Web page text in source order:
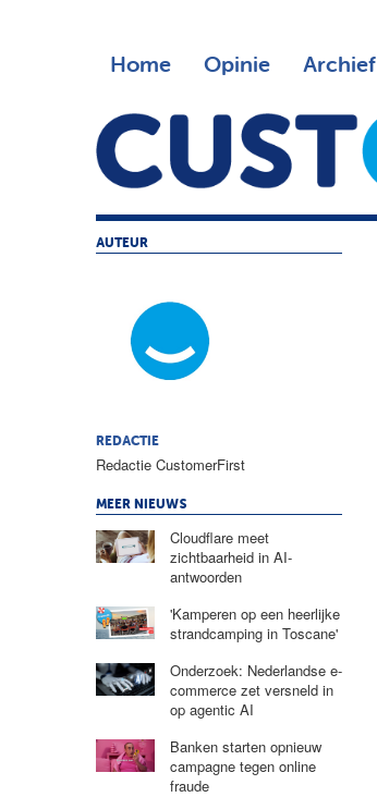
Home Opinie Archief
AUTEUR
REDACTIE
Redactie CustomerFirst
MEER NIEUWS
Cloudflare meet
zichtbaarheid in AI-
antwoorden
'Kamperen op een heerlijke
strandcamping in Toscane'
Onderzoek: Nederlandse e-
commerce zet versneld in
op agentic AI
Banken starten opnieuw
campagne tegen online
fraude